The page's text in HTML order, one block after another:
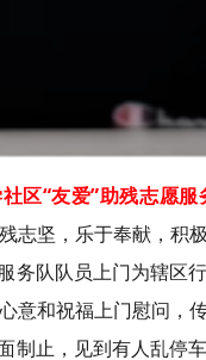
区“友爱”助残志愿服
志坚，乐于奉献，积
务队队员上门为辖区
意和祝福上门慰问，
制止，见到有人乱停